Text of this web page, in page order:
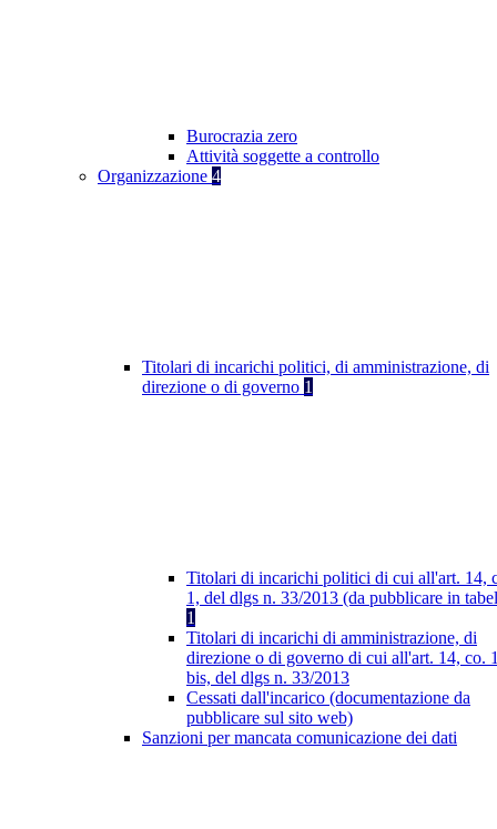
Burocrazia zero
Attività soggette a controllo
Organizzazione 4
Titolari di incarichi politici, di amministrazione, di
direzione o di governo 1
Titolari di incarichi politici di cui all'art. 14,
1, del dlgs n. 33/2013 (da pubblicare in
1
Titolari di incarichi di amministrazione, di
direzione o di governo di cui all'art. 14, co.
bis, del dlgs n. 33/2013
Cessati dall'incarico (documentazione da
pubblicare sul sito web)
Sanzioni per mancata comunicazione dei dati